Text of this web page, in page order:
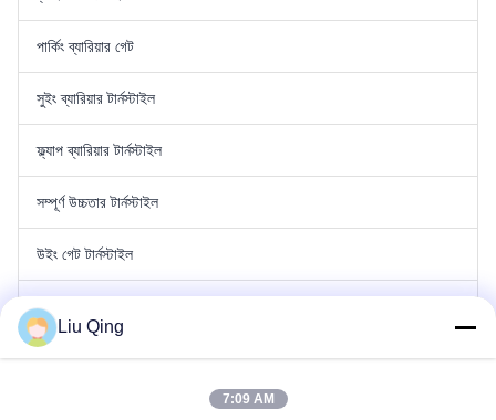
পার্কিং ব্যারিয়ার গেট
সুইং ব্যারিয়ার টার্নস্টাইল
ফ্ল্যাপ ব্যারিয়ার টার্নস্টাইল
সম্পূর্ণ উচ্চতার টার্নস্টাইল
উইং গেট টার্নস্টাইল
পোল ব্যারিয়ার গেট
বেড়া বাধা গেট
Liu Qing
7:09 AM